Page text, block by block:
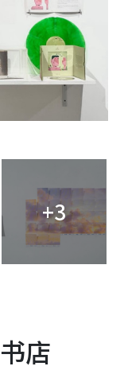
+3
店